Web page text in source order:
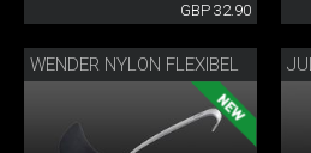
GBP 32.90
WENDER NYLON FLEXIBEL